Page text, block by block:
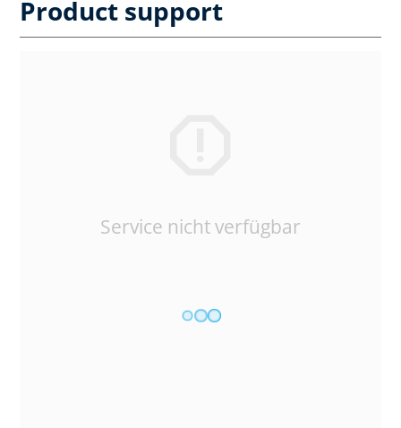
Product support
Service nicht verfügbar